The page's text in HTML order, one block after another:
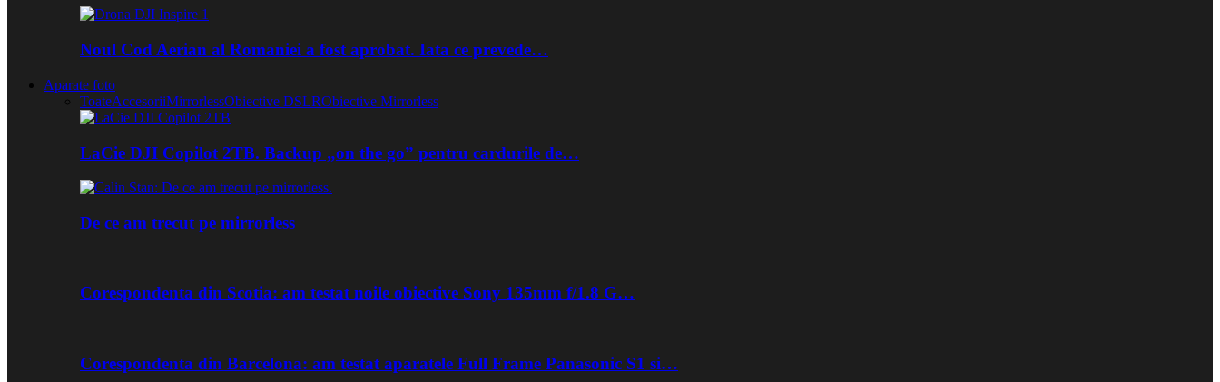
Noul Cod Aerian al Romaniei a fost aprobat. Iata ce prevede…
Aparate foto
ToateAccesoriiMirrorlessObiective DSLRObiective Mirrorless
LaCie DJI Copilot 2TB. Backup „on the go” pentru cardurile de…
De ce am trecut pe mirrorless
Corespondenta din Scotia: am testat noile obiective Sony 135mm f/1.8 G…
Corespondenta din Barcelona: am testat aparatele Full Frame Panasonic S1 si…